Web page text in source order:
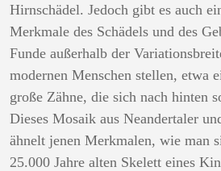
Hirnschädel. Jedoch gibt es auch
Merkmale des Schädels und des
Funde außerhalb der
modernen Menschen stellen, etwa
große Zähne, die sich nach hinten
Dieses Mosaik aus Neandertaler
ähnelt jenen Merkmalen, wie man
25.000 Jahre alten Skelett eines